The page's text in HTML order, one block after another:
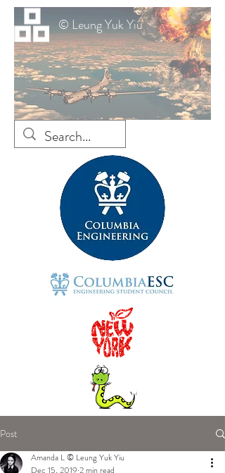
© Leung Yuk Yiu
Post
Amanda L © Leung Yuk Yiu
Dec 15, 2019 2 min read